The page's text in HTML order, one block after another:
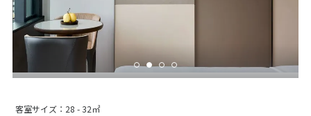
客室サイズ：28 - 32㎡